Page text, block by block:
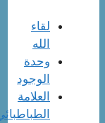
لقاء
الله
وحدة
الوجود
العلامة
الطباطبائي